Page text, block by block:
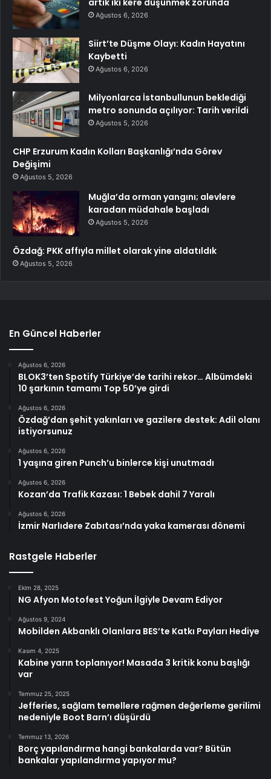
Ağustos 6, 2026
Siirt’te Düşme Olayı: Kadın Hayatını
Kaybetti
Ağustos 6, 2026
Milyonlarca İstanbullunun beklediği
metro sonunda açılıyor: Tarih verildi
Ağustos 5, 2026
CHP Erzurum Kadın Kolları Başkanlığı’nda Görev
Değişimi
Ağustos 5, 2026
Muğla’da orman yangını; alevlere
karadan müdahale başladı
Ağustos 5, 2026
Özdağ: PKK affıyla millet olarak yine aldatıldık
Ağustos 5, 2026
En Güncel Haberler
Ağustos 6, 2026
BLOK3’ten Spotify Türkiye’de tarihi rekor… Albümdeki
10 şarkının tamamı Top 50’ye girdi
Ağustos 6, 2026
Özdağ’dan şehit yakınları ve gazilere destek: Adil olanı
istiyorsunuz
Ağustos 6, 2026
1 yaşına giren Punch’u binlerce kişi unutmadı
Ağustos 6, 2026
Kozan’da Trafik Kazası: 1 Bebek dahil 7 Yaralı
Ağustos 6, 2026
İzmir Narlıdere Zabıtası’nda yaka kamerası dönemi
Rastgele Haberler
Ekim 28, 2025
NG Afyon Motofest Yoğun İlgiyle Devam Ediyor
Ağustos 9, 2024
Mobilden Akbanklı Olanlara BES’te Katkı Payları Hediye
Kasım 4, 2025
Kabine yarın toplanıyor! Masada 3 kritik konu başlığı
var
Temmuz 25, 2025
Jefferies, sağlam temellere rağmen değerleme gerilimi
nedeniyle Boot Barn’ı düşürdü
Temmuz 13, 2026
Borç yapılandırma hangi bankalarda var? Bütün
bankalar yapılandırma yapıyor mu?